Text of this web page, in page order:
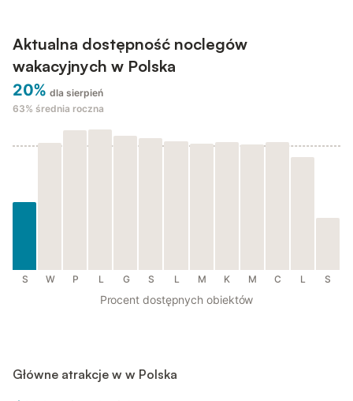
Aktualna dostępność noclegów
wakacyjnych w Polska
20% dla sierpień
63% średnia roczna
S W P L G S L M K M C L S
Procent dostępnych obiektów
Główne atrakcje w w Polska